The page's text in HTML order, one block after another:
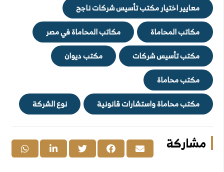
معايير اختيار مكتب تأسيس شركات ناجح
مكاتب المحاماة
مكاتب المحاماة في مصر
مكتب تأسيس شركات
مكتب ديوان
مكتب محاماة
مكتب محاماة واستشارات قانونية
نوع الشركة
مشاركة